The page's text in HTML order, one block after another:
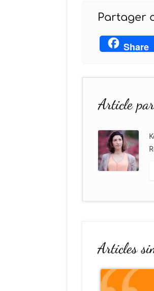
Partager
Share
Article
Articles